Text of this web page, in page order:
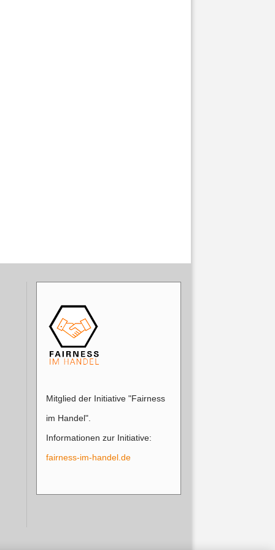
Mitglied der Initiative "Fairness
im Handel".
Informationen zur Initiative:
fairness-im-handel.de